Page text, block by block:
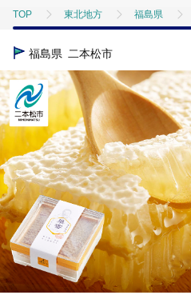
TOP 東北地方 福島県
TOP
TOP 加工食品 缶詰・瓶詰
TOP 加工食品 缶詰・瓶詰
福島県 二本松市